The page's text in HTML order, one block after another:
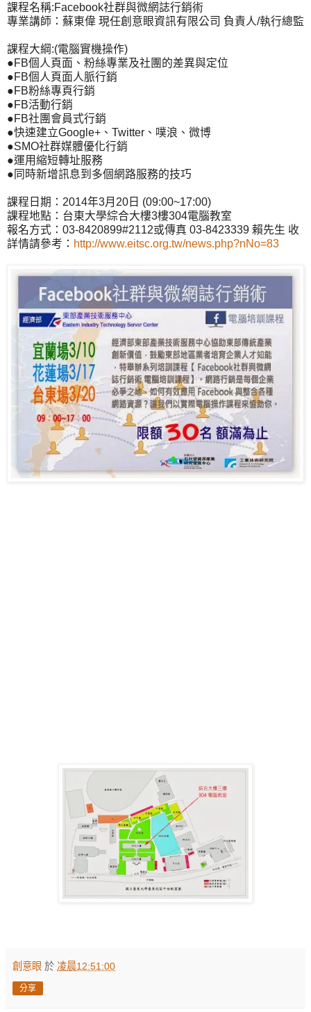
課程名稱:Facebook社群與微網誌行銷術
專業講師：蘇東偉 現任創意眼資訊有限公司 負責人/執行總監
課程大綱:(電腦實機操作)
●FB個人頁面、粉絲專業及社團的差異與定位
●FB個人頁面人脈行銷
●FB粉絲專頁行銷
●FB活動行銷
●FB社團會員式行銷
●快速建立Google+、Twitter、噗浪、微博
●SMO社群媒體優化行銷
●運用縮短轉址服務
●同時新增訊息到多個網路服務的技巧
課程日期：2014年3月20日 (09:00~17:00)
課程地點：台東大學綜合大樓3樓304電腦教室
報名方式：03-8420899#2112或傳真 03-8423339 賴先生 收
詳情請參考： http://www.eitsc.org.tw/news.php?nNo=83
創意眼 於 凌晨12:51:00
分享